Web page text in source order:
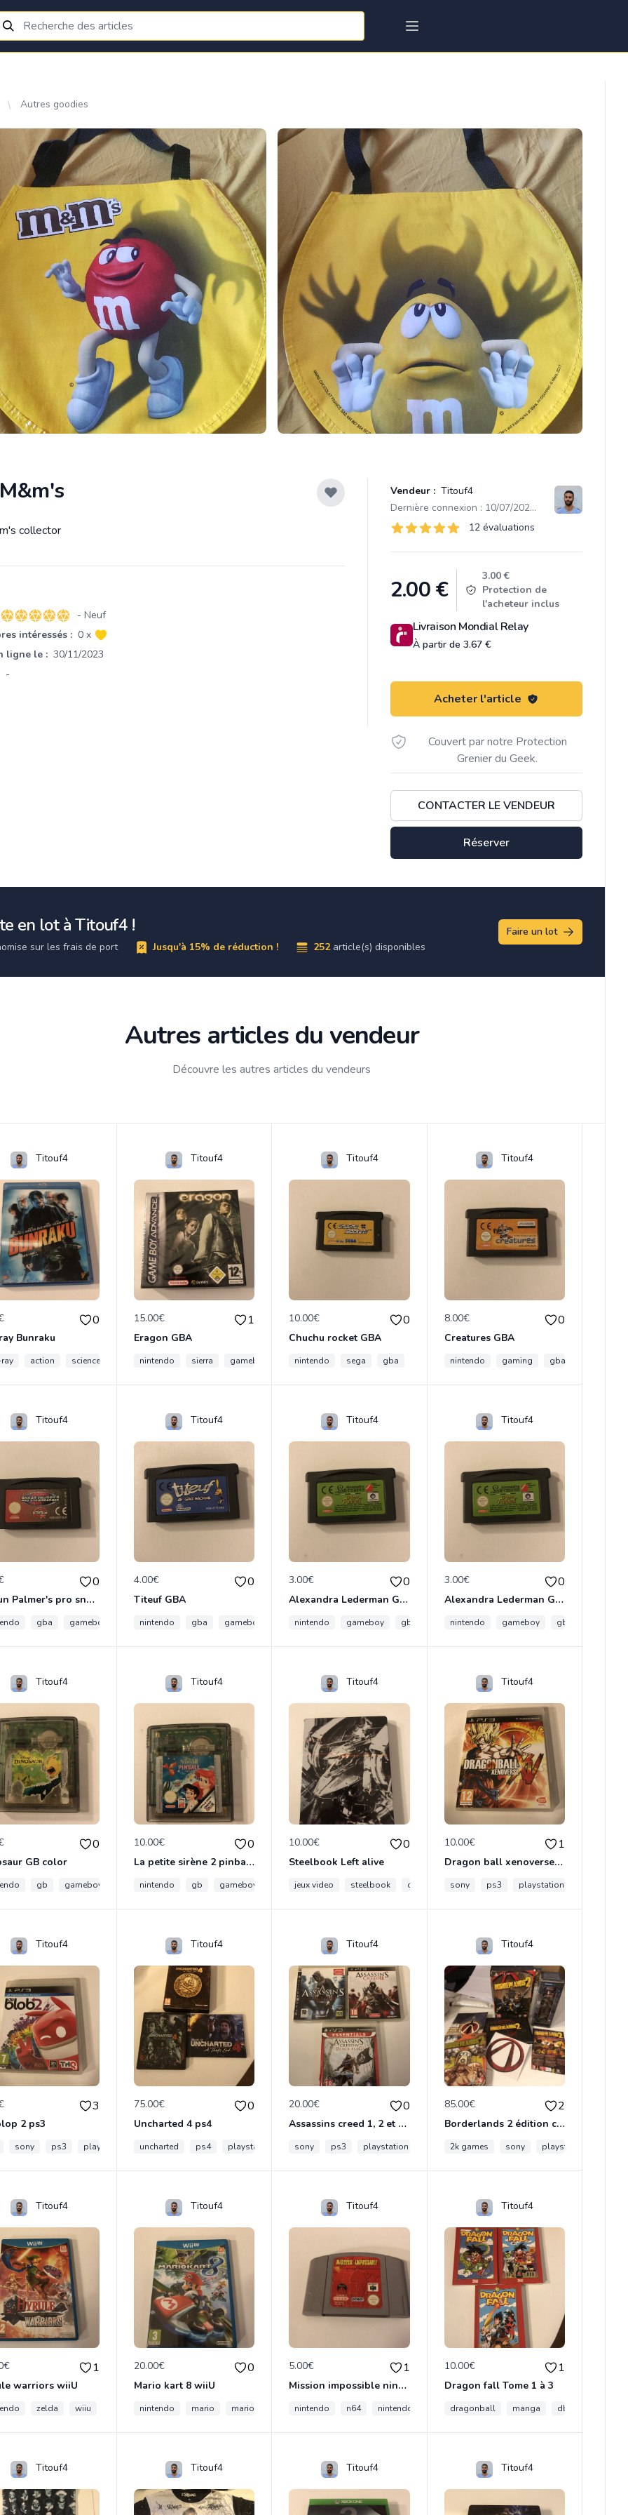
Autres goodies
Vendeur : Titouf4
Dernière connexion : 10/07/2026 19:05
Évaluations
12 sur 5 étoiles 12 évaluations
Product information
2.00€
3.00 €
Protection de
l'acheteur inclus
Livraison Mondial Relay
À partir de 3.67 €
Acheter l'article
Couvert par notre Protection
Grenier du Geek.
CONTACTER LE VENDEUR
Réserver
collector
5 sur 5 étoiles
- Neuf
intéressés : 0 x
ligne le : 30/11/2023
-
en lot à Titouf4 !
sur les frais de port Jusqu'à 15% de réduction ! 252 article(s) disponibles
Faire un lot
Autres articles du vendeur
Découvre les autres articles du vendeurs
Titouf4
0
Bunraku
action science-fiction film
Titouf4
15.00€ 1
Eragon GBA
nintendo sierra gameboy gba
Titouf4
10.00€ 0
Chuchu rocket GBA
nintendo sega gba gameboy gaming
Titouf4
8.00€ 0
Creatures GBA
nintendo gaming gba
Titouf4
0
Shaun Palmer's pro snowboarder
gba gameboy gaming
Titouf4
4.00€ 0
Titeuf GBA
nintendo gba gameboy gaming jeux video
Titouf4
3.00€ 0
Alexandra Lederman GBA
nintendo gameboy gba jeux video cheval
Titouf4
3.00€ 0
Alexandra Lederman GBA
nintendo gameboy gba
Titouf4
0
GB color
gb gameboy disney jeux video
Titouf4
10.00€ 0
La petite sirène 2 pinball GB color
nintendo gb gameboy disney jeux video
Titouf4
10.00€ 0
Steelbook Left alive
jeux video steelbook collection
Titouf4
10.00€ 1
Dragon ball xenoverse ps3
sony ps3 playstation
Titouf4
3
2 ps3
sony ps3 playstation
Titouf4
75.00€ 0
Uncharted 4 ps4
uncharted ps4 playstation sony jeux video
Titouf4
20.00€ 0
Assassins creed 1, 2 et 4 ps3
sony ps3 playstation ubisoft assassins creed
Titouf4
85.00€ 2
Borderlands 2 édition chasseur de l'arche ps3
2k games sony playstation
Titouf4
1
warriors wiiU
zelda wiiu collection
Titouf4
20.00€ 0
Mario kart 8 wiiU
nintendo mario mario kart wiiu
Titouf4
5.00€ 1
Mission impossible nintendo 64
nintendo n64 nintendo 64
Titouf4
10.00€ 1
Dragon fall Tome 1 à 3
dragonball manga dbz
Titouf4 Titouf4 Titouf4 Titouf4